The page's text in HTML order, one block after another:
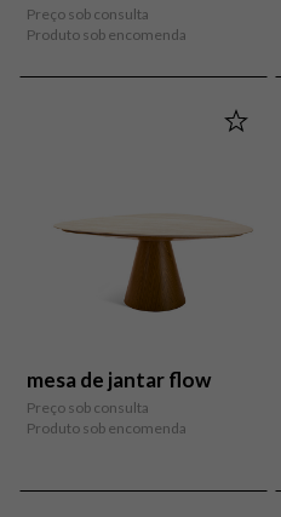
Preço sob consulta
Produto sob encomenda
mesa de jantar flow
Preço sob consulta
Produto sob encomenda